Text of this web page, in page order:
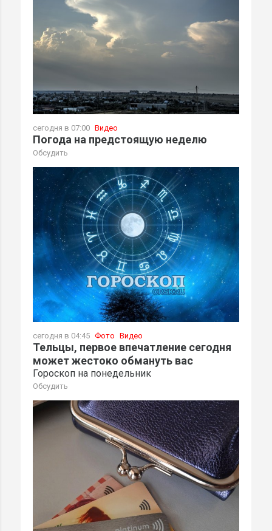
сегодня в 07:00 Видео
Погода на предстоящую неделю
Обсудить
сегодня в 04:45 Фото Видео
Тельцы, первое впечатление сегодня
может жестоко обмануть вас
Гороскоп на понедельник
Обсудить